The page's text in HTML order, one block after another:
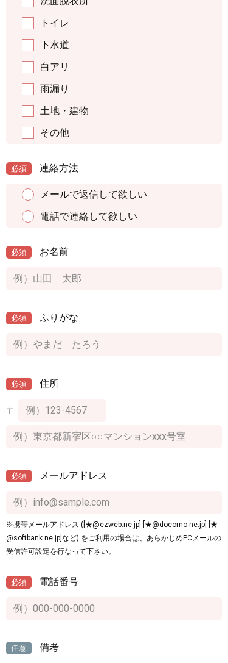
トイレ
下水道
白アリ
雨漏り
土地・建物
その他
必須 連絡方法
メールで返信して欲しい
電話で連絡して欲しい
必須 お名前
必須 ふりがな
必須 住所
〒
必須 メールアドレス
※携帯メールアドレス ([★@ezweb.ne.jp] [★@docomo.ne.jp] [★
@softbank.ne.jp]など) をご利用の場合は、あらかじめPCメールの
受信許可設定を行なって下さい。
必須 電話番号
任意 備考